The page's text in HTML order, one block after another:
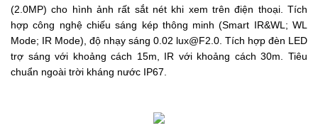
(2.0MP) cho hình ảnh rất sắt nét khi xem trên điện thoại. Tích
hợp công nghệ chiếu sáng kép thông minh (Smart IR&WL; WL
Mode; IR Mode), độ nhạy sáng 0.02 lux@F2.0. Tích hợp đèn LED
trợ sáng với khoảng cách 15m, IR với khoảng cách 30m. Tiêu
chuẩn ngoài trời kháng nước IP67.